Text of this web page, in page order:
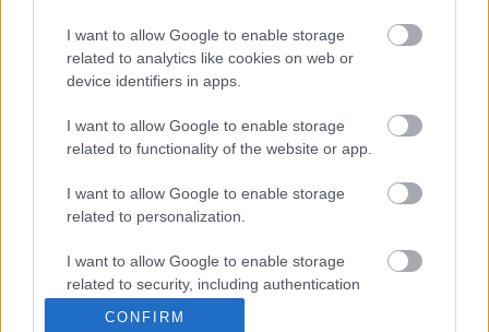
I want to allow Google to enable storage
related to analytics like cookies on web or
device identifiers in apps.
I want to allow Google to enable storage
related to functionality of the website or app.
I want to allow Google to enable storage
related to personalization.
I want to allow Google to enable storage
related to security, including authentication
CONFIRM
Amire többmillióan vártunk: szombattól
másodfokúra csökken a riasztás
Életmentés másképp
KIEMELT